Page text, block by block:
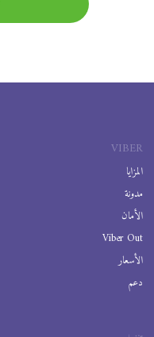
VIBER
المزايا
مدونة
الأمان
Viber Out
الأسعار
دعم